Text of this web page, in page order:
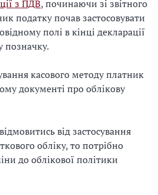
з ПДВ, починаючи зі звітного
податку почав застосовувати
полі в кінці декларації
позначку.
касового методу платник
документі про облікову
від застосування
обліку, то потрібно
до облікової політики